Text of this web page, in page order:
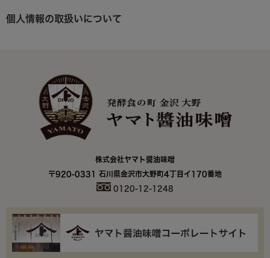
個人情報の取扱いについて
株式会社ヤマト醤油味噌
〒920-0331 石川県金沢市大野町4丁目イ170番地
0120-12-1248